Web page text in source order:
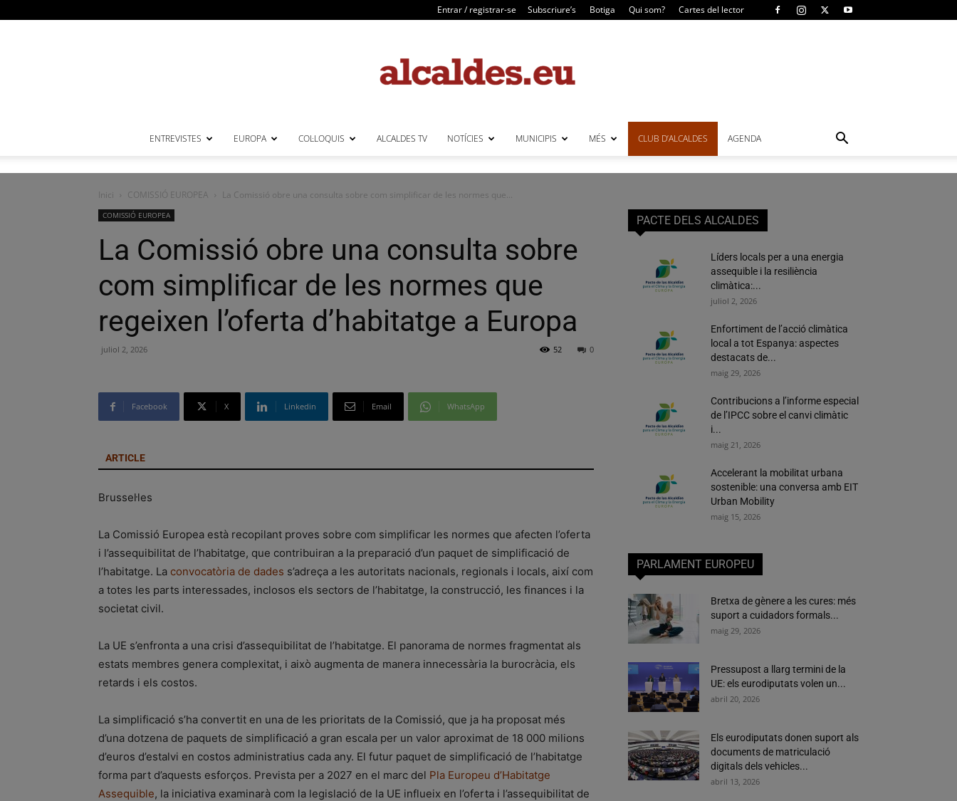
Entrar / registrar-se Subscriure’s Botiga Qui som? Cartes del lector
ENTREVISTES EUROPA COL·LOQUIS ALCALDES TV NOTÍCIES MUNICIPIS MÉS CLUB D’ALCALDES AGENDA
Inici COMISSIÓ EUROPEA La Comissió obre una consulta sobre com simplificar de les normes que...
COMISSIÓ EUROPEA
La Comissió obre una consulta sobre
com simplificar de les normes que
regeixen l’oferta d’habitatge a Europa
juliol 2, 2026 0
52
Facebook X Linkedin Email WhatsApp
ARTICLE
Brussel·les
La Comissió Europea està recopilant proves sobre com simplificar les normes que afecten l’oferta
i l’assequibilitat de l’habitatge, que contribuiran a la preparació d’un paquet de simplificació de
l’habitatge. La convocatòria de dades s’adreça a les autoritats nacionals, regionals i locals, així com
a totes les parts interessades, inclosos els sectors de l’habitatge, la construcció, les finances i la
societat civil.
La UE s’enfronta a una crisi d’assequibilitat de l’habitatge. El panorama de normes fragmentat als
estats membres genera complexitat, i això augmenta de manera innecessària la burocràcia, els
retards i els costos.
La simplificació s’ha convertit en una de les prioritats de la Comissió, que ja ha proposat més
d’una dotzena de paquets de simplificació a gran escala per un valor aproximat de 18 000 milions
d’euros d’estalvi en costos administratius cada any. El futur paquet de simplificació de l’habitatge
forma part d’aquests esforços. Prevista per a 2027 en el marc del Pla Europeu d’Habitatge
Assequible, la iniciativa examinarà com la legislació de la UE influeix en l’oferta i l’assequibilitat de
PACTE DELS ALCALDES
Líders locals per a una energia
assequible i la resiliència
climàtica:...
juliol 2, 2026
Enfortiment de l’acció climàtica
local a tot Espanya: aspectes
destacats de...
maig 29, 2026
Contribucions a l’informe especial
de l’IPCC sobre el canvi climàtic
i...
maig 21, 2026
Accelerant la mobilitat urbana
sostenible: una conversa amb EIT
Urban Mobility
maig 15, 2026
PARLAMENT EUROPEU
Bretxa de gènere a les cures: més
suport a cuidadors formals...
maig 29, 2026
Pressupost a llarg termini de la
UE: els eurodiputats volen un...
abril 20, 2026
Els eurodiputats donen suport als
documents de matriculació
digitals dels vehicles...
abril 13, 2026